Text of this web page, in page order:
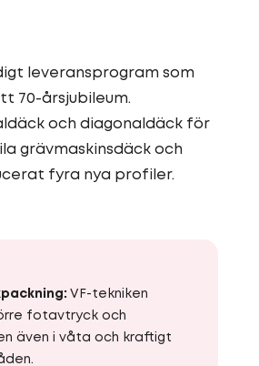
leveransprogram som
70-årsjubileum.
och diagonaldäck för
grävmaskinsdäck och
fyra nya profiler.
VF-tekniken
fotavtryck och
även i våta och kraftigt